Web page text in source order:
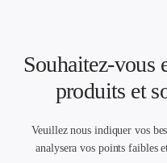
Souhaitez-vous
produits et
Veuillez nous indiquer vos
analysera vos points faibles